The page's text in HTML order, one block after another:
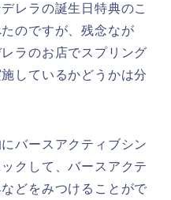
レラの誕生日特典のこ
のですが、残念なが
ラのお店でスプリング
しているかどうかは分
バースアクティブシン
クして、バースアクテ
どをみつけることがで